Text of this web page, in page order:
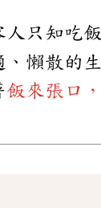
人只知吃
懶散的
飯來張口